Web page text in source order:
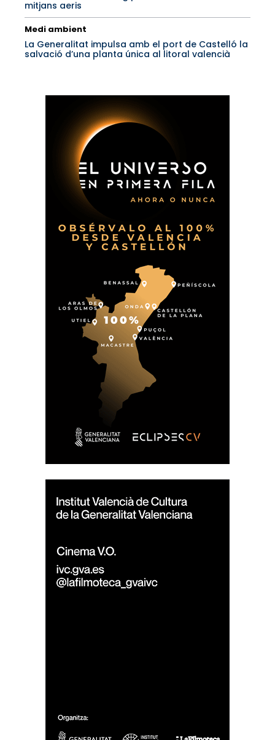
mitjans aeris
Medi ambient
La Generalitat impulsa amb el port de Castelló la
salvació d’una planta única al litoral valencià